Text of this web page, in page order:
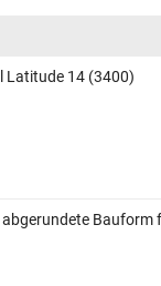
Latitude 14 (3400)